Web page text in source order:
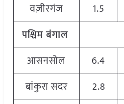
वज़ीरगंज
1.5
पश्चिम बंगाल
आसनसोल
6.4
बांकुरा सदर
2.8